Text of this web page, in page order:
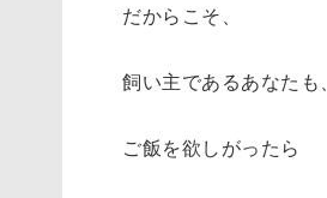
だからこそ、
飼い主であるあなたも、
ご飯を欲しがったら